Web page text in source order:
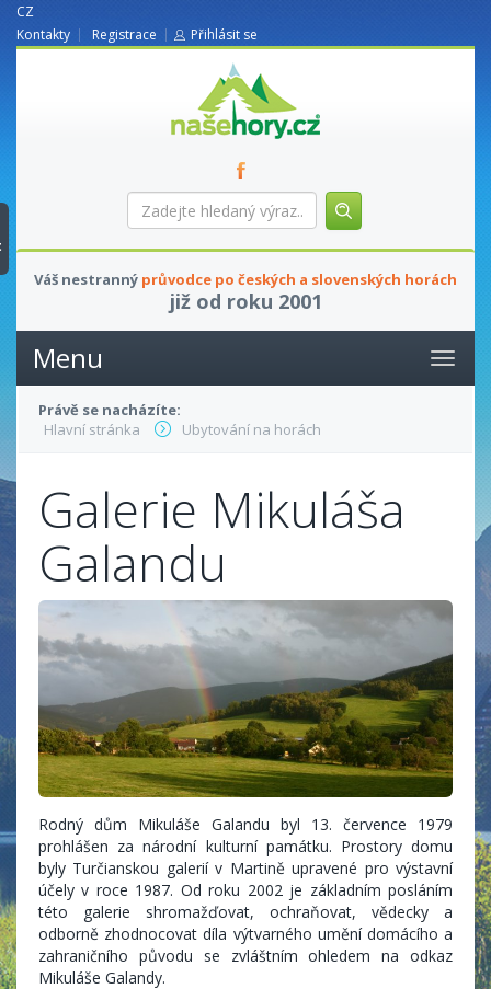
CZ
Kontakty
Registrace Přihlásit se
nasehory.cz
Zadejte
hledaný
Váš nestranný průvodce po českých a slovenských horách
již od roku 2001
Menu
Právě se nacházíte:
Hlavní stránka
Ubytování na horách
Galerie Mikuláša
Galandu
Rodný dům Mikuláše Galandu byl 13. července 1979
prohlášen za národní kulturní památku. Prostory domu
byly Turčianskou galerií v Martině upravené pro výstavní
účely v roce 1987. Od roku 2002 je základním posláním
této galerie shromažďovat, ochraňovat, vědecky a
odborně zhodnocovat díla výtvarného umění domácího a
zahraničního původu se zvláštním ohledem na odkaz
Mikuláše Galandy.